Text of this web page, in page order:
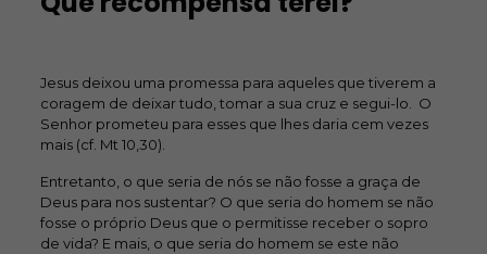
Jesus deixou uma promessa para aqueles que tiverem a
coragem de deixar tudo, tomar a sua cruz e segui-lo. O
Senhor prometeu para esses que lhes daria cem vezes
mais (cf. Mt 10,30).
Entretanto, o que seria de nós se não fosse a graça de
Deus para nos sustentar? O que seria do homem se não
fosse o próprio Deus que o permitisse receber o sopro
de vida? E mais, o que seria do homem se este não